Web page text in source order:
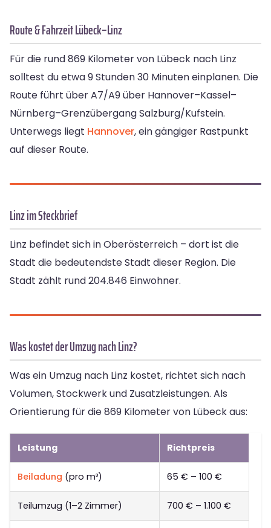
Route & Fahrzeit Lübeck–Linz
Für die rund 869 Kilometer von Lübeck nach Linz
solltest du etwa 9 Stunden 30 Minuten einplanen. Die
Route führt über A7/A9 über Hannover–Kassel–
Nürnberg–Grenzübergang Salzburg/Kufstein.
Unterwegs liegt Hannover, ein gängiger Rastpunkt
auf dieser Route.
Linz im Steckbrief
Linz befindet sich in Oberösterreich – dort ist die
Stadt die bedeutendste Stadt dieser Region. Die
Stadt zählt rund 204.846 Einwohner.
Was kostet der Umzug nach Linz?
Was ein Umzug nach Linz kostet, richtet sich nach
Volumen, Stockwerk und Zusatzleistungen. Als
Orientierung für die 869 Kilometer von Lübeck aus:
Leistung Richtpreis
Beiladung (pro m³) 65 € – 100 €
Teilumzug (1–2 Zimmer) 700 € – 1.100 €